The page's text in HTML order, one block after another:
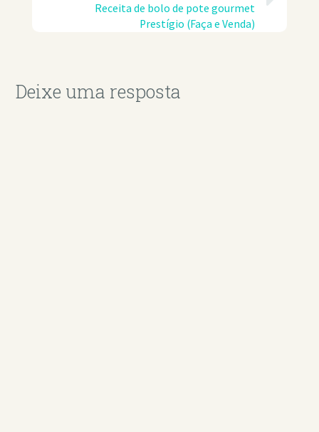
Receita de bolo de pote gourmet
Prestígio (Faça e Venda)
Deixe uma resposta